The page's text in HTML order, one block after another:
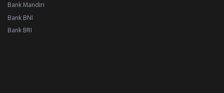
Bank Mandiri
Bank BNI
Bank BRI